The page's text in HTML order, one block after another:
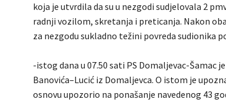
koja je utvrdila da su u nezgodi sudjelovala 2
radnji vozilom, skretanja i preticanja. Nakon
za nezgodu sukladno težini povreda sudionika
-istog dana u 07.50 sati PS Domaljevac-Šamac
Banovića–Lucić iz Domaljevca. O istom je
osnovu upozorio na ponašanje navedenog 43